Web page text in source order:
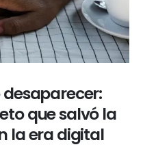
que salvó la
la era digital